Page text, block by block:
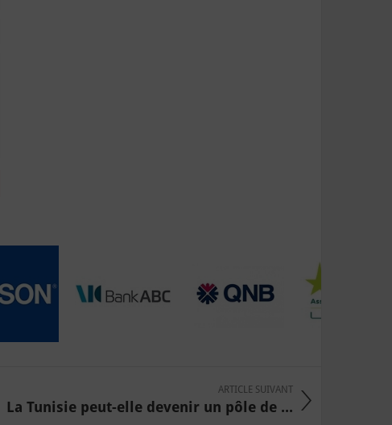
ARTICLE SUIVANT
La Tunisie peut-elle devenir un pôle de ...